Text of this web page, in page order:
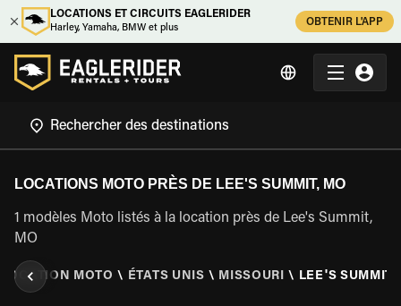
LOCATIONS ET CIRCUITS EAGLERIDER
Harley, Yamaha, BMW et plus
OBTENIR L'APP
LOCATIONS MOTO PRÈS DE LEE'S SUMMIT, MO
1 modèles Moto listés à la location près de Lee's Summit,
MO
LOCATION MOTO \ ÉTATS UNIS \ MISSOURI \ LEE'S SUMMIT,